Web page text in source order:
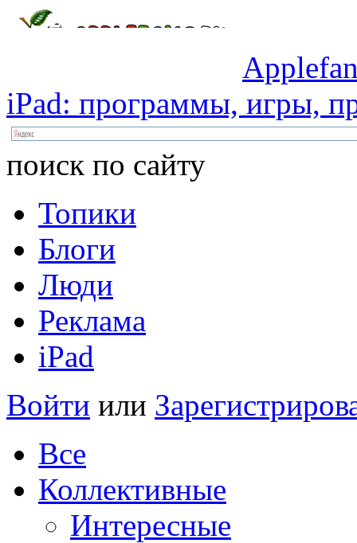
iPad: программы, игры,
поиск по сайту
Топики
Блоги
Люди
Реклама
iPad
Войти или
Все
Коллективные
Интересные